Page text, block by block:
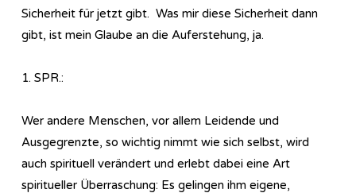
Sicherheit für jetzt gibt. Was mir diese Sicherheit dann
gibt, ist mein Glaube an die Auferstehung, ja.
1. SPR.:
Wer andere Menschen, vor allem Leidende und
Ausgegrenzte, so wichtig nimmt wie sich selbst, wird
auch spirituell verändert und erlebt dabei eine Art
spiritueller Überraschung: Es gelingen ihm eigene,